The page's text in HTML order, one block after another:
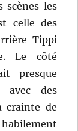
scènes les
celle des
Tippi
Le côté
presque
avec des
crainte de